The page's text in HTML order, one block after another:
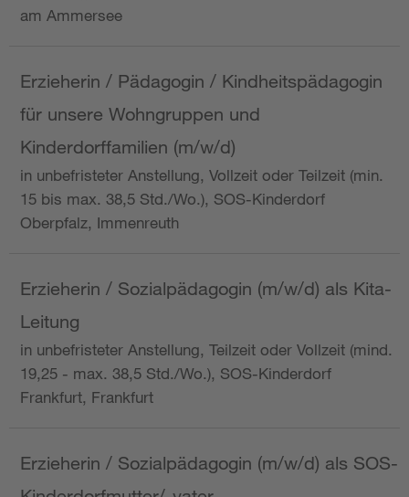
am Ammersee
Erzieherin / Pädagogin / Kindheitspädagogin
für unsere Wohngruppen und
Kinderdorffamilien (m/w/d)
in unbefristeter Anstellung, Vollzeit oder Teilzeit (min.
15 bis max. 38,5 Std./Wo.), SOS-Kinderdorf
Oberpfalz, Immenreuth
Erzieherin / Sozialpädagogin (m/w/d) als Kita-
Leitung
in unbefristeter Anstellung, Teilzeit oder Vollzeit (mind.
19,25 - max. 38,5 Std./Wo.), SOS-Kinderdorf
Frankfurt, Frankfurt
Erzieherin / Sozialpädagogin (m/w/d) als SOS-